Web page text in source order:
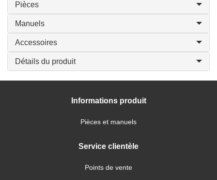
Pièces
Manuels
Accessoires
Détails du produit
Informations produit
Pièces et manuels
Service clientèle
Points de vente